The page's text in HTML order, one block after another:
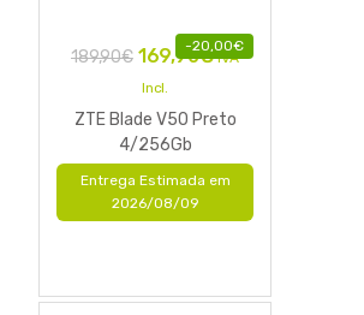
-20,00€
189,90€ 169,90€ IVA
Incl.
ZTE Blade V50 Preto
4/256Gb
Entrega Estimada em
2026/08/09